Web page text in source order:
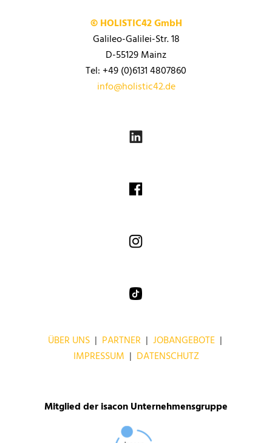
© HOLISTIC42 GmbH
Galileo-Galilei-Str. 18
D-55129 Mainz
Tel: +49 (0)6131 4807860
info@holistic42.de
ÜBER UNS| PARTNER| JOBANGEBOTE|
IMPRESSUM | DATENSCHUTZ
Mitglied der isacon Unternehmensgruppe